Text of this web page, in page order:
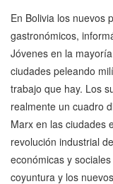
En Bolivia los nuevos
gastronómicos,
Jóvenes en la
ciudades peleando
trabajo que hay. Los
realmente un cuadro
Marx en las ciudades
revolución industrial
económicas y
coyuntura y los